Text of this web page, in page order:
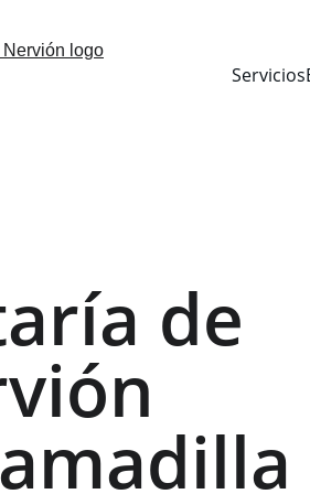
Servicios
de